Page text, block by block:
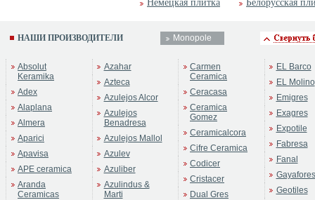
Monopole
Немецкая плитка
Белорусская
НАШИ ПРОИЗВОДИТЕЛИ Monopole
Absolut
Keramika
Adex
Alaplana
Almera
Aparici
Apavisa
APE ceramica
Aranda
Ceramicas
Azahar
Azteca
Azulejos Alcor
Azulejos
Benadresa
Azulejos Mallol
Azulev
Azuliber
Azulindus &
Marti
Carmen
Ceramica
Ceracasa
Ceramica
Gomez
Ceramicalcora
Cifre Ceramica
Codicer
Cristacer
Dual Gres
EL Barco
EL Molino
Emigres
Exagres
Expotile
Fabresa
Fanal
Gayafores
Geotiles